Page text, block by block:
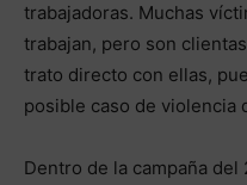
trabajadoras. Muchas
trabajan, pero son
trato directo con ellas,
posible caso de violencia
Dentro de la campaña del